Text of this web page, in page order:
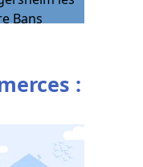
Bans
: